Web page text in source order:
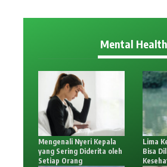
Mental Health
Mengenali Nyeri Kepala
yang Sering Diderita oleh
Setiap Orang
Lima
Bisa